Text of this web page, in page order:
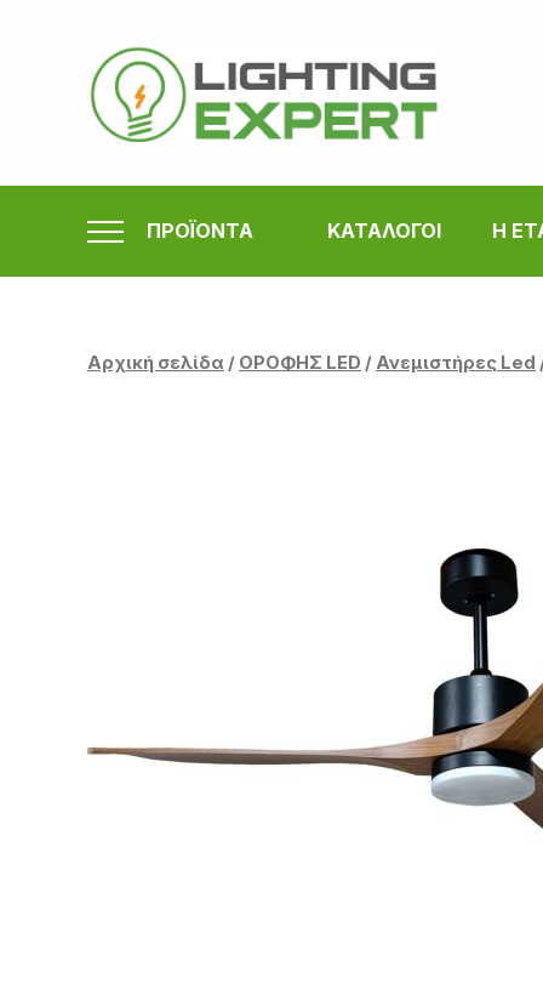
περιεχόμενο
ΠΡΟΪΟΝΤΑ ΚΑΤΑΛΟΓΟΙ Η
Αρχική σελίδα / ΟΡΟΦΗΣ LED / Ανεμιστήρες Led